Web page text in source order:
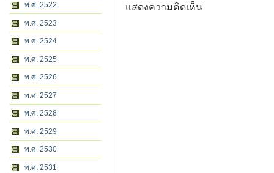
พ.ศ. 2522
พ.ศ. 2523
พ.ศ. 2524
พ.ศ. 2525
พ.ศ. 2526
พ.ศ. 2527
พ.ศ. 2528
พ.ศ. 2529
พ.ศ. 2530
พ.ศ. 2531
แสดงความคิดเห็น